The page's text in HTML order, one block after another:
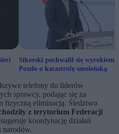
Sikorski pochwalił się wyrokiem.
Poszło o katastrofę smoleńską
telefony do liderów
sprawcy, podając się za
fizyczną eliminacją. Śledztwo
z terytorium Federacji
koordynację działań
narodów.